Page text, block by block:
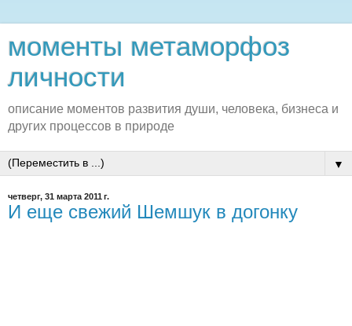
моменты метаморфоз
личности
описание моментов развития души, человека, бизнеса и
других процессов в природе
▼
четверг, 31 марта 2011 г.
И еще свежий Шемшук в догонку